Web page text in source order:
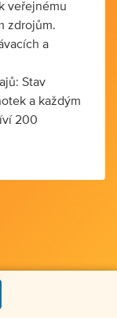
veřejnému
zdrojům.
a
Stav
a každým
200